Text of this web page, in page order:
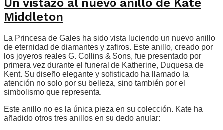
Un vistazo al nuevo anillo de Kate
Middleton
La Princesa de Gales ha sido vista luciendo un nuevo anillo
de eternidad de diamantes y zafiros. Este anillo, creado por
los joyeros reales G. Collins & Sons, fue presentado por
primera vez durante el funeral de Katherine, Duquesa de
Kent. Su diseño elegante y sofisticado ha llamado la
atención no solo por su belleza, sino también por el
simbolismo que representa.
Este anillo no es la única pieza en su colección. Kate ha
añadido otros tres anillos en su dedo anular: